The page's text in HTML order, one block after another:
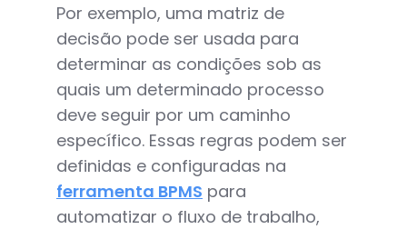
Por exemplo, uma matriz de
decisão pode ser usada para
determinar as condições sob as
quais um determinado processo
deve seguir por um caminho
específico. Essas regras podem ser
definidas e configuradas na
ferramenta BPMS para
automatizar o fluxo de trabalho,